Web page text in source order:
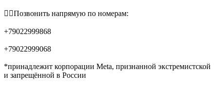
👉🏻Позвонить напрямую по номерам:
+79022999868
+79022999068
*принадлежит корпорации Meta, признанной экстремистской
и запрещённой в России